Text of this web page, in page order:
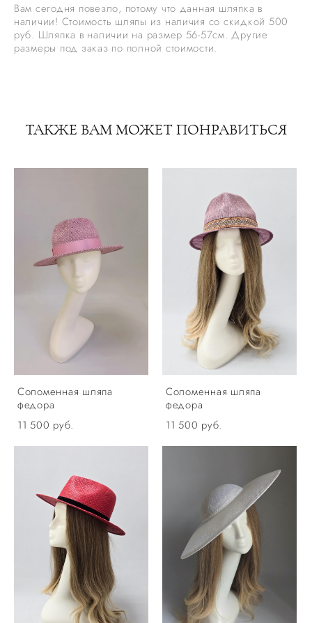
Вам сегодня повезло, потому что данная шляпка в
наличии! Стоимость шляпы из наличия со скидкой 500
руб. Шляпка в наличии на размер 56-57см. Другие
размеры под заказ по полной стоимости.
ТАКЖЕ ВАМ МОЖЕТ ПОНРАВИТЬСЯ
Соломенная шляпа
федора
11 500 pуб.
Соломенная шляпа
федора
11 500 pуб.